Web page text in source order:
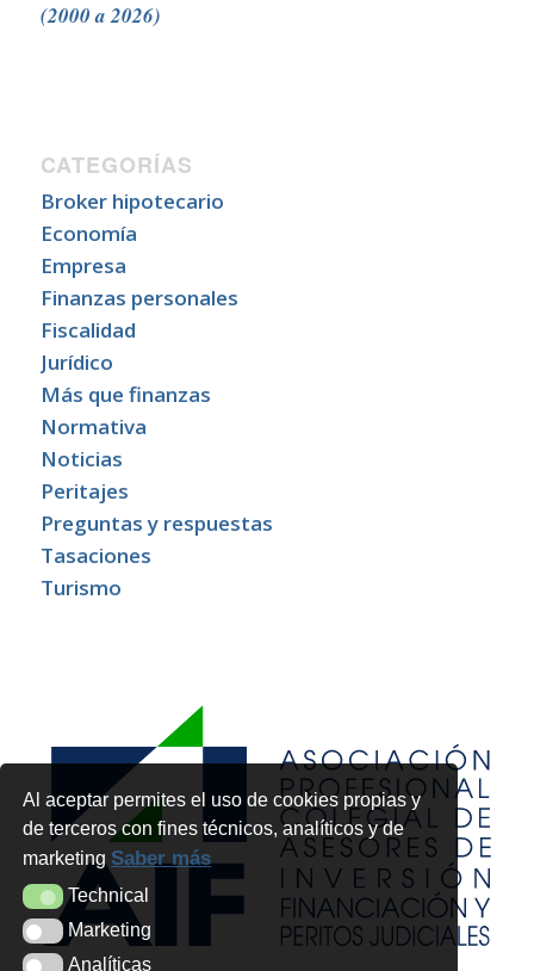
Al aceptar permites el uso de cookies propias y
de terceros con fines técnicos, analíticos y de
marketingSaber más
TechnicalTechnical
MarketingMarketing
AnalíticasAnalíticas
(2000 a 2026)
CATEGORÍAS
Broker hipotecario
Economía
Empresa
Finanzas personales
Fiscalidad
Jurídico
Más que finanzas
Normativa
Noticias
Peritajes
Preguntas y respuestas
Tasaciones
Turismo